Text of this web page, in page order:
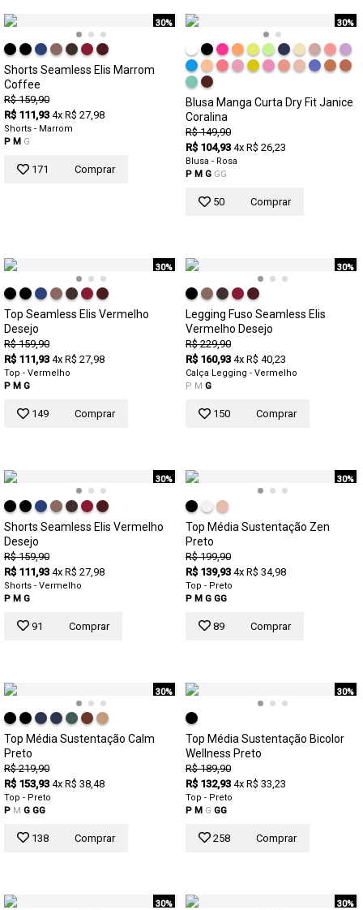
30%
Shorts Seamless Elis Marrom
Coffee
R$ 159,90
R$ 111,93 4x R$ 27,98
Shorts - Marrom
P M G
171 Comprar
30%
Blusa Manga Curta Dry Fit Janice
Coralina
R$ 149,90
R$ 104,93 4x R$ 26,23
Blusa - Rosa
P M G GG
50 Comprar
30%
Top Seamless Elis Vermelho
Desejo
R$ 159,90
R$ 111,93 4x R$ 27,98
Top - Vermelho
P M G
149 Comprar
30%
Legging Fuso Seamless Elis
Vermelho Desejo
R$ 229,90
R$ 160,93 4x R$ 40,23
Calça Legging - Vermelho
P M G
150 Comprar
30%
Shorts Seamless Elis Vermelho
Desejo
R$ 159,90
R$ 111,93 4x R$ 27,98
Shorts - Vermelho
P M G
91 Comprar
30%
Top Média Sustentação Zen
Preto
R$ 199,90
R$ 139,93 4x R$ 34,98
Top - Preto
P M G GG
89 Comprar
30%
Top Média Sustentação Calm
Preto
R$ 219,90
R$ 153,93 4x R$ 38,48
Top - Preto
P M G GG
138 Comprar
30%
Top Média Sustentação Bicolor
Wellness Preto
R$ 189,90
R$ 132,93 4x R$ 33,23
Top - Preto
P M G GG
258 Comprar
30% 30%